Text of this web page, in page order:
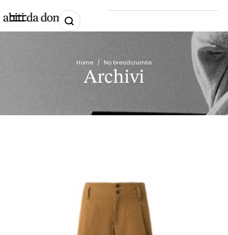
Home / No breadcrumbs
Archivi